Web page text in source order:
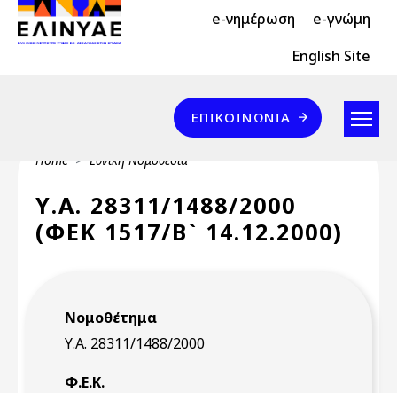
Skip to main content
Header Top 2 e-νημέρωση e-γνώμη
Header Top English Site
Επικοινωνία
ΕΠΙΚΟΙΝΩΝΊΑ
Breadcrumb
Home Εθνική Νομοθεσία
Υ.Α. 28311/1488/2000
(ΦΕΚ 1517/Β` 14.12.2000)
Νομοθέτημα
Υ.Α. 28311/1488/2000
Φ.Ε.Κ.